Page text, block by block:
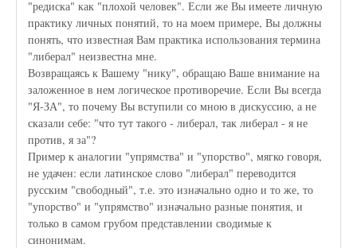
"редиска" как "плохой человек". Если же Вы имеете личную
практику личных понятий, то на моем примере, Вы должны
понять, что известная Вам практика использования термина
"либерал" неизвестна мне.
Возвращаясь к Вашему "нику", обращаю Ваше внимание на
заложенное в нем логическое противоречие. Если Вы всегда
"Я-ЗА", то почему Вы вступили со мною в дискуссию, а не
сказали себе: "что тут такого - либерал, так либерал - я не
против, я за"?
Пример к аналогии "упрямства" и "упорство", мягко говоря,
не удачен: если латинское слово "либерал" переводится
русским "свободный", т.е. это изначально одно и то же, то
"упорство" и "упрямство" изначально разные понятия, и
только в самом грубом представлении сводимые к
синонимам.